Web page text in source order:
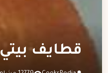
قطايف بيتي